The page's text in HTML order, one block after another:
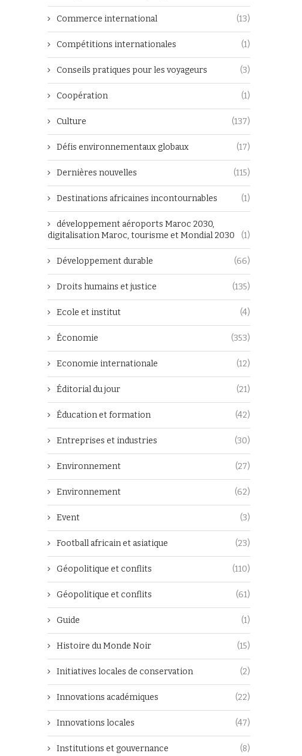
Commerce international (13)
Compétitions internationales (1)
Conseils pratiques pour les voyageurs (3)
Coopération (1)
Culture (137)
Défis environnementaux globaux (17)
Dernières nouvelles (115)
Destinations africaines incontournables (1)
développement aéroports Maroc 2030,
digitalisation Maroc, tourisme et Mondial 2030
(1)
Développement durable (66)
Droits humains et justice (135)
Ecole et institut (4)
Économie (353)
Economie internationale (12)
Éditorial du jour (21)
Éducation et formation (42)
Entreprises et industries (30)
Environnement (27)
Environnement (62)
Event (3)
Football africain et asiatique (23)
Géopolitique et conflits (110)
Géopolitique et conflits (61)
Guide (1)
Histoire du Monde Noir (15)
Initiatives locales de conservation (2)
Innovations académiques (22)
Innovations locales (47)
Institutions et gouvernance (8)